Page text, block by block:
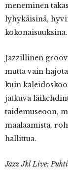
meneminen
lyhykäisinä,
kokonaisuuksina.
Jazzillinen
mutta vain
kuin
jatkuva
taidemuseoon,
maalaamista,
hallittua.
Jazz Jkl Live: